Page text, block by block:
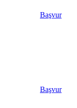
Başvur
Başvur